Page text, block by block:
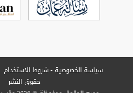
سياسة الخصوصية شروط الاستخدام
حقوق النشر